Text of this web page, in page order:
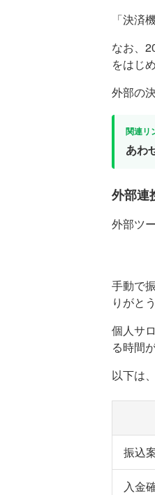
「決済
なお、
をはじ
外部の
あわ
外部連
外部ツ
手動で
りがと
個人サ
る時間
以下は
振込
入金